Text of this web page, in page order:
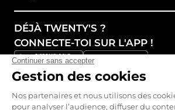
DÉJÀ TWENTY'S ?
CONNECTE-TOI SUR L'APP !
SUIVEZ NOS ACTUALITÉS !